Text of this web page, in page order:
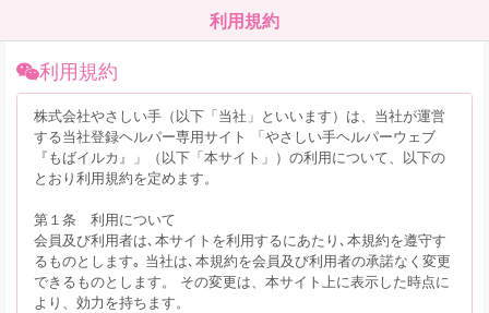
利用規約
利用規約
株式会社やさしい手（以下「当社」といいます）は、当社が運営
する当社登録ヘルパー専用サイト 「やさしい手ヘルパーウェブ
『もばイルカ』」（以下「本サイト」）の利用について、以下の
とおり利用規約を定めます。
第１条 利用について
会員及び利用者は､本サイトを利用するにあたり､本規約を遵守す
るものとします｡ 当社は､本規約を会員及び利用者の承諾なく変更
できるものとします。 その変更は、本サイト上に表示した時点に
より、効力を持ちます。